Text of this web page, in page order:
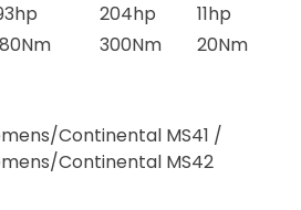
204hp
11hp
300Nm 20Nm
Continental MS41 /
Continental MS42